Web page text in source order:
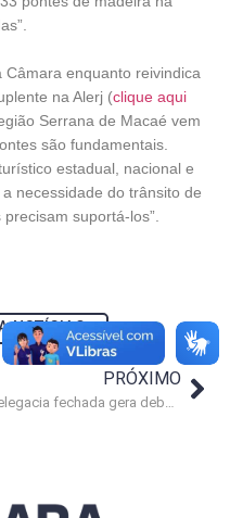
enquanto reivindica
na Alerj (clique aqui
Serrana de Macaé vem
são fundamentais.
estadual, nacional e
necessidade do trânsito de
suportá-los”.
NOTÍCIAS
PRÓXIMO